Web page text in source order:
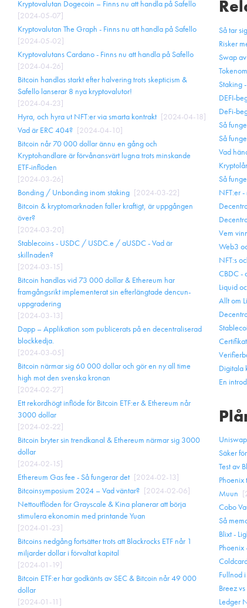
Kryptovalutan Dogecoin – Finns nu att handla på Safello
[2024-05-07]
Kryptovalutan The Graph - Finns nu att handla på Safello
[2024-05-02]
Kryptovalutans Cardano - Finns nu att handla på Safello
[2024-04-26]
Bitcoin handlas starkt efter halvering trots skepticism &
Safello lanserar 8 nya kryptovalutor!
[2024-04-23]
Hyra, och hyra ut NFT:er via smarta kontrakt [2024-04-18]
Vad är ERC 404? [2024-04-10]
Bitcoin når 70 000 dollar ännu en gång och
Kryptohandlare är förvånansvärt lugna trots minskande
ETF-inflöden
[2024-03-26]
Bonding / Unbonding inom staking [2024-03-22]
Bitcoin & kryptomarknaden faller kraftigt, är uppgången
över?
[2024-03-20]
Stablecoins - USDC / USDC.e / aUSDC - Vad är
skillnaden?
[2024-03-15]
Bitcoin handlas vid 73 000 dollar & Ethereum har
framgångsrikt implementerat sin efterlängtade dencun-
uppgradering
[2024-03-13]
Dapp – Applikation som publicerats på en decentraliserad
blockkedja.
[2024-03-05]
Bitcoin närmar sig 60 000 dollar och gör en ny all time
high mot den svenska kronan
[2024-02-27]
Ett rekordhögt inflöde för Bitcoin ETF:er & Ethereum når
3000 dollar
[2024-02-22]
Bitcoin bryter sin trendkanal & Ethereum närmar sig 3000
dollar
[2024-02-15]
Ethereum Gas fee - Så fungerar det [2024-02-13]
Bitcoinsymposium 2024 – Vad väntar? [2024-02-06]
Nettoutflöden för Grayscale & Kina planerar att börja
stimulera ekonomin med printande Yuan
[2024-01-23]
Bitcoins nedgång fortsätter trots att Blackrocks ETF når 1
miljarder dollar i förvaltat kapital
[2024-01-19]
Bitcoin ETF:er har godkänts av SEC & Bitcoin når 49 000
dollar
[2024-01-11 ]
Så tar
Risker
Swap
Staking
DEFI-
DeFi-
Så
Så
Vad
Så
NFT:er
Vem
Web3
NFT:s
CBDC -
Liquid
Allt om
Digitala
En
Säker
Test av
Phoenix
Muun [
Cobo
Så
Blixt -
Fullnod
Breez
Ledger